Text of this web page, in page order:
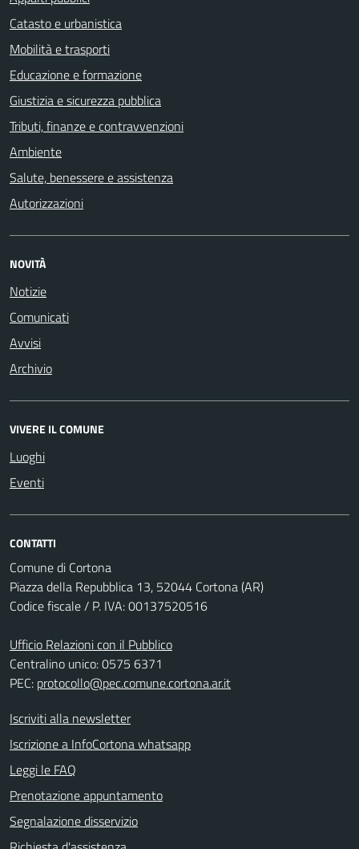
Catasto e urbanistica
Mobilità e trasporti
Educazione e formazione
Giustizia e sicurezza pubblica
Tributi, finanze e contravvenzioni
Ambiente
Salute, benessere e assistenza
Autorizzazioni
NOVITÀ
Notizie
Comunicati
Avvisi
Archivio
VIVERE IL COMUNE
Luoghi
Eventi
CONTATTI
Comune di Cortona
Piazza della Repubblica 13, 52044 Cortona (AR)
Codice fiscale / P. IVA: 00137520516
Ufficio Relazioni con il Pubblico
Centralino unico: 0575 6371
PEC: protocollo@pec.comune.cortona.ar.it
Iscriviti alla newsletter
Iscrizione a InfoCortona whatsapp
Leggi le FAQ
Prenotazione appuntamento
Segnalazione disservizio